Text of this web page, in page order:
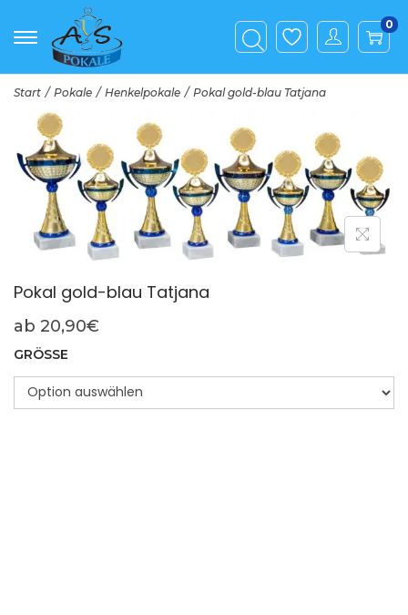
0
Start / Pokale / Henkelpokale / Pokal gold-blau Tatjana
Pokal gold-blau Tatjana
ab 20,90€
GRÖSSE